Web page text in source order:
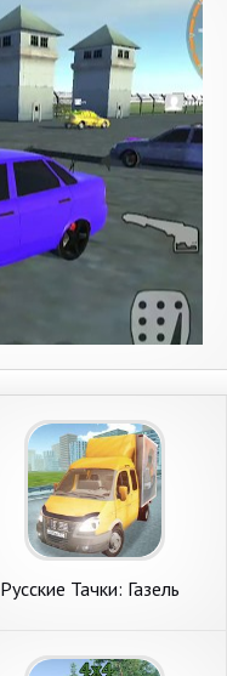
Русские Тачки: Газель